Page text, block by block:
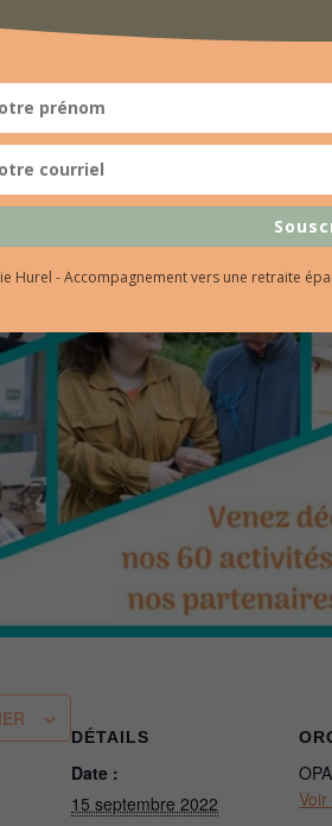
DÉTAILS
Date :
15 septembre 2022
Hurel - Accompagnement vers une retraite